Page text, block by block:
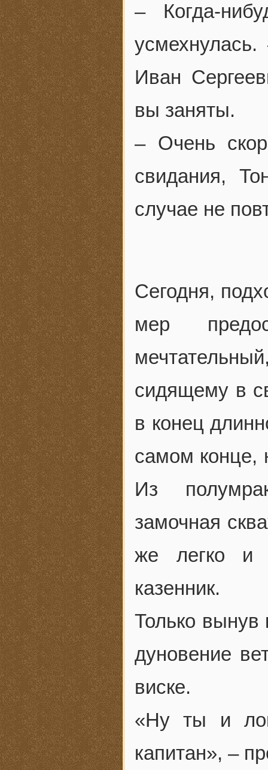
– Когда-
Иван
вы заняты.
– Очень
свидания,
случае не
Сегодня,
мер
сидящему в
в конец
самом конце,
Из
замочная
же легко и
казенник.
Только
дуновение
виске.
«Ну ты и
капитан», –